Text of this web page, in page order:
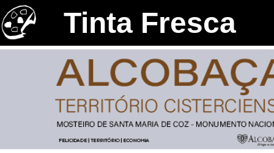
Tinta Fresca